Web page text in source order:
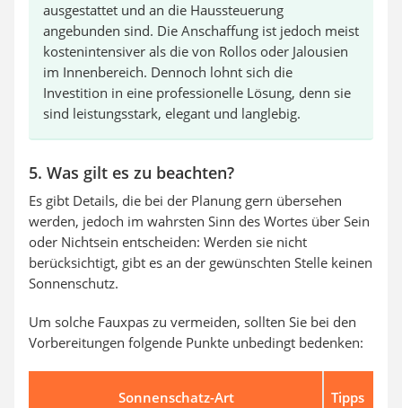
ausgestattet und an die Haussteuerung
angebunden sind. Die Anschaffung ist jedoch meist
kostenintensiver als die von Rollos oder Jalousien
im Innenbereich. Dennoch lohnt sich die
Investition in eine professionelle Lösung, denn sie
sind leistungsstark, elegant und langlebig.
5. Was gilt es zu beachten?
Es gibt Details, die bei der Planung gern übersehen
werden, jedoch im wahrsten Sinn des Wortes über Sein
oder Nichtsein entscheiden: Werden sie nicht
berücksichtigt, gibt es an der gewünschten Stelle keinen
Sonnenschutz.
Um solche Fauxpas zu vermeiden, sollten Sie bei den
Vorbereitungen folgende Punkte unbedingt bedenken:
Sonnenschatz-Art Tipps